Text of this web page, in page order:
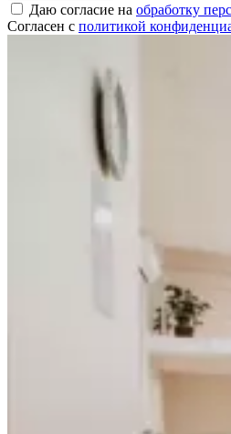
Даю согласие на обработку
Согласен с политикой